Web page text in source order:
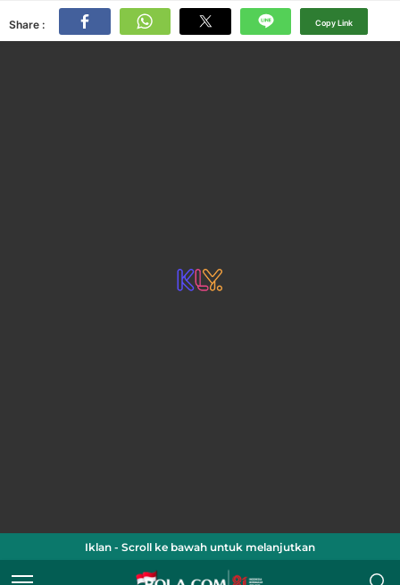
Share : Copy Link
Iklan - Scroll ke bawah untuk melanjutkan